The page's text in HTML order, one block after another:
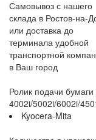
Самовывоз с нашего
склада в Ростов-на-
или доставка до
терминала удобной
транспортной
в Ваш город
Ролик подачи
4002i/5002i/6002i/
Kyocera-Mita